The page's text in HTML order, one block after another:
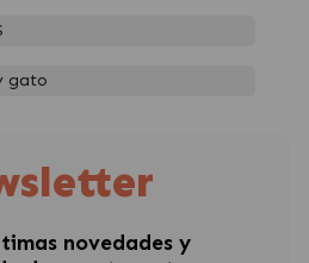
gato
novedades y